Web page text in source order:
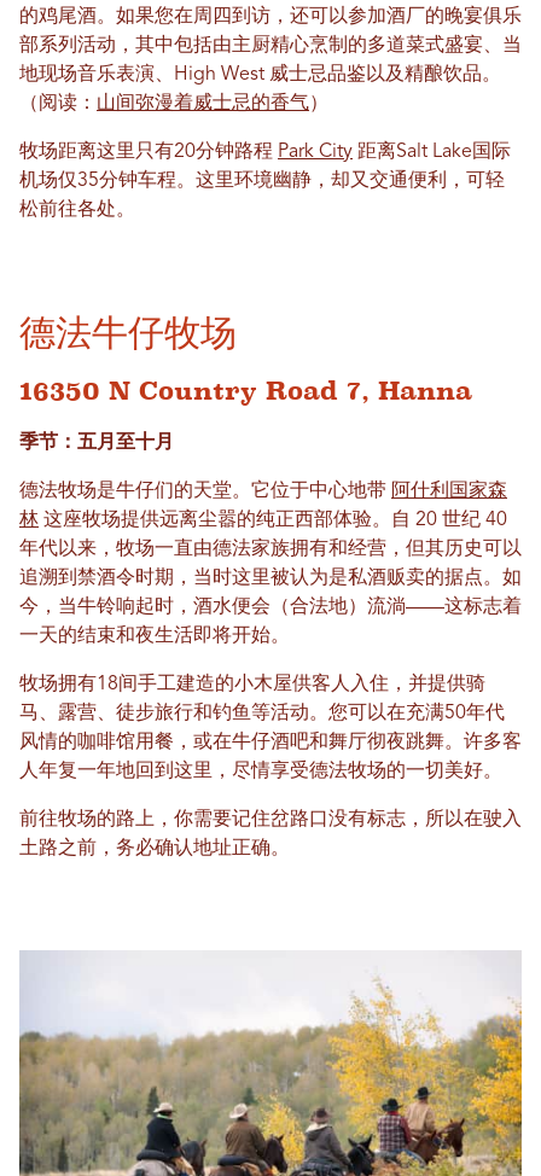
的鸡尾酒。如果您在周四到访，还可以参加酒厂的晚宴俱乐
部系列活动，其中包括由主厨精心烹制的多道菜式盛宴、当
地现场音乐表演、High West 威士忌品鉴以及精酿饮品。
（阅读： 山间弥漫着威士忌的香气）
牧场距离这里只有20分钟路程 Park City 距离Salt Lake国际
机场仅35分钟车程。这里环境幽静，却又交通便利，可轻
松前往各处。
德法牛仔牧场
16350 N Country Road 7, Hanna
季节：五月至十月
德法牧场是牛仔们的天堂。它位于中心地带 阿什利国家森
林 这座牧场提供远离尘嚣的纯正西部体验。自 20 世纪 40
年代以来，牧场一直由德法家族拥有和经营，但其历史可以
追溯到禁酒令时期，当时这里被认为是私酒贩卖的据点。如
今，当牛铃响起时，酒水便会（合法地）流淌——这标志着
一天的结束和夜生活即将开始。
牧场拥有18间手工建造的小木屋供客人入住，并提供骑
马、露营、徒步旅行和钓鱼等活动。您可以在充满50年代
风情的咖啡馆用餐，或在牛仔酒吧和舞厅彻夜跳舞。许多客
人年复一年地回到这里，尽情享受德法牧场的一切美好。
前往牧场的路上，你需要记住岔路口没有标志，所以在驶入
土路之前，务必确认地址正确。